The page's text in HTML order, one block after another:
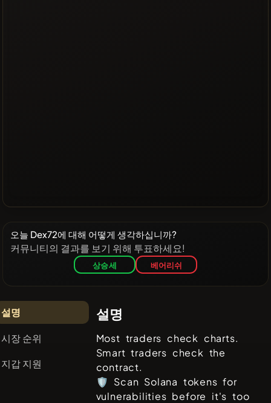
오늘 Dex72에 대해 어떻게 생각하십니까?
커뮤니티의 결과를 보기 위해 투표하세요!
상승세 베어리쉬
설명
시장 순위
지갑 지원
설명
Most traders check charts.
Smart traders check the
contract.
🛡️ Scan Solana tokens for
vulnerabilities before it's too